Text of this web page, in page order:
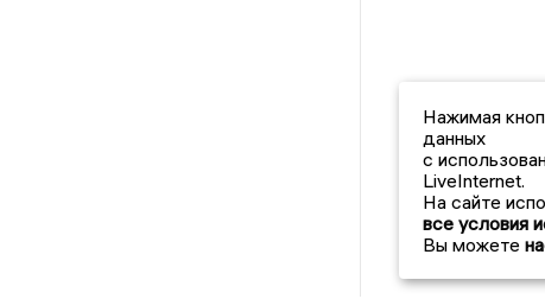
Нажимая
данных
с
LiveInternet.
На сайте
все условия
Вы можете